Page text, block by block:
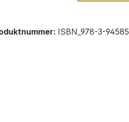
ISBN_978-3-